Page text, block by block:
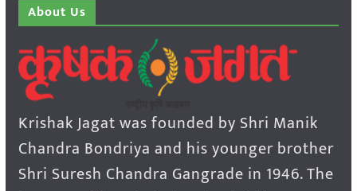
About Us
Krishak Jagat was founded by Shri Manik
Chandra Bondriya and his younger brother
Shri Suresh Chandra Gangrade in 1946. The